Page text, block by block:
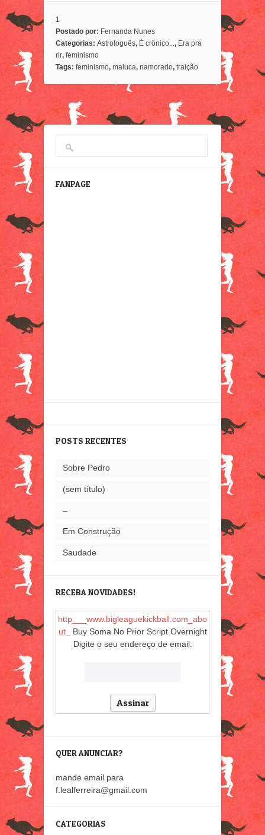
1
Postado por: Fernanda Nunes
Categorias: Astrologuês, É crônico... , Era pra
rir, feminismo
Tags: feminismo, maluca, namorado, traição
FANPAGE
POSTS RECENTES
Sobre Pedro
(sem título)
–
Em Construção
Saudade
RECEBA NOVIDADES!
http___www.bigleaguekickball.com_abo
ut_
Buy Soma No Prior Script Overnight
Digite o seu endereço de email:
QUER ANUNCIAR?
mande email para
f.lealferreira@gmail.com
CATEGORIAS